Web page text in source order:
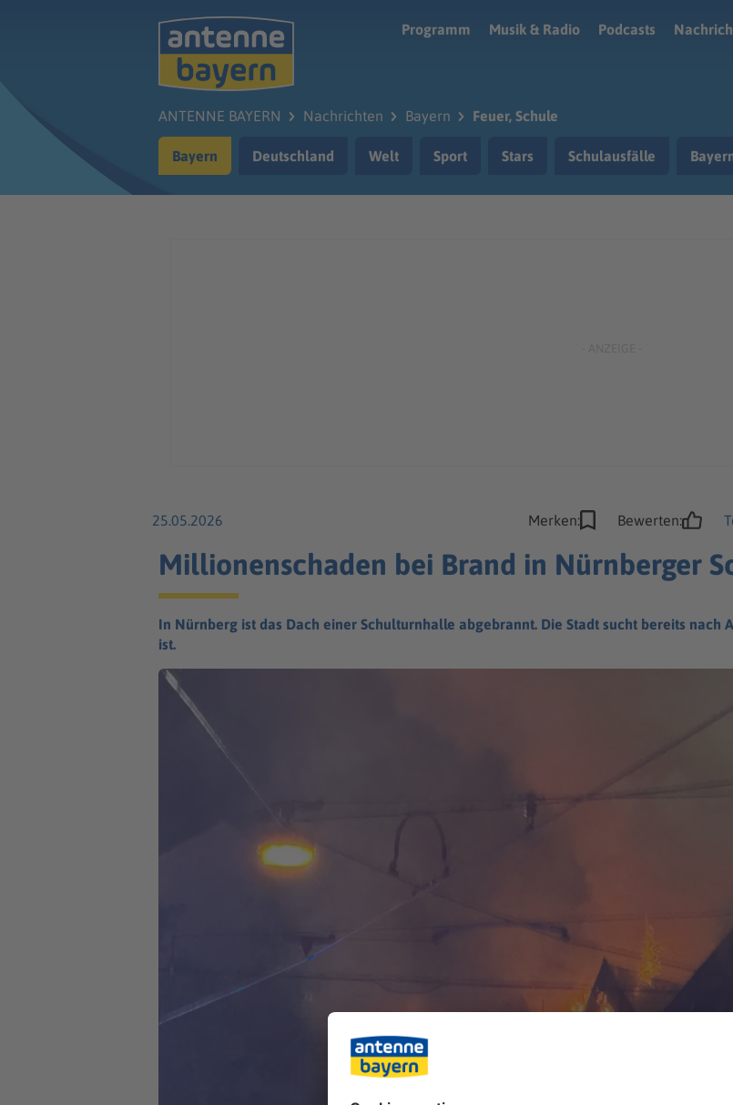
Programm
Musik & Radio Podcasts
ANTENNE BAYERN Nachrichten Bayern Feuer, Schule
Bayern Deutschland Welt Sport Stars Schulausfälle
25.05.2026 Merken: Bewerten:
Millionenschaden bei Brand in Nürnberger
In Nürnberg ist das Dach einer Schulturnhalle abgebrannt. Die Stadt sucht bereits nach
ist.